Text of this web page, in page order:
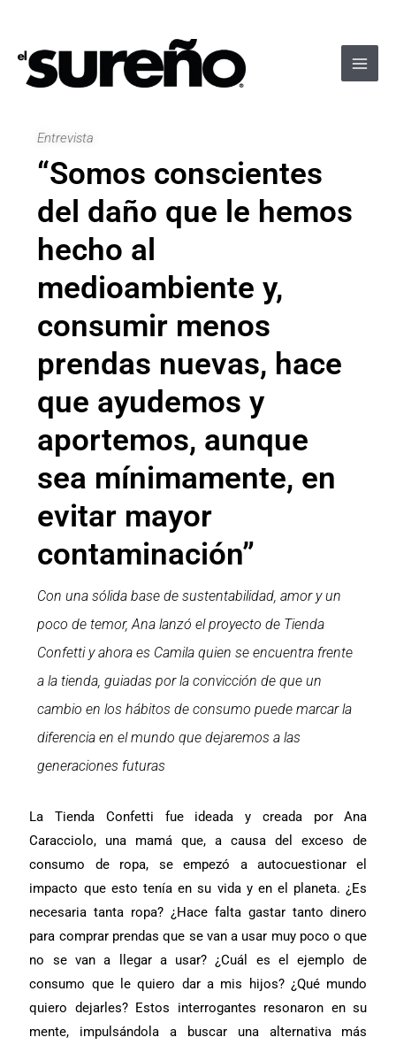
contenido
Entrevista
“Somos conscientes
del daño que le hemos
hecho al
medioambiente y,
consumir menos
prendas nuevas, hace
que ayudemos y
aportemos, aunque
sea mínimamente, en
evitar mayor
contaminación”
Con una sólida base de sustentabilidad, amor y un
poco de temor, Ana lanzó el proyecto de Tienda
Confetti y ahora es Camila quien se encuentra frente
a la tienda, guiadas por la convicción de que un
cambio en los hábitos de consumo puede marcar la
diferencia en el mundo que dejaremos a las
generaciones futuras
La Tienda Confetti fue ideada y creada por Ana
Caracciolo, una mamá que, a causa del exceso de
consumo de ropa, se empezó a autocuestionar el
impacto que esto tenía en su vida y en el planeta. ¿Es
necesaria tanta ropa? ¿Hace falta gastar tanto dinero
para comprar prendas que se van a usar muy poco o que
no se van a llegar a usar? ¿Cuál es el ejemplo de
consumo que le quiero dar a mis hijos? ¿Qué mundo
quiero dejarles? Estos interrogantes resonaron en su
mente, impulsándola a buscar una alternativa más
entradas